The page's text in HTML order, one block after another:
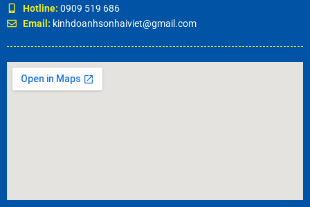
Hotline: 0909 519 686
Email: kinhdoanhsonhaiviet@gmail.com